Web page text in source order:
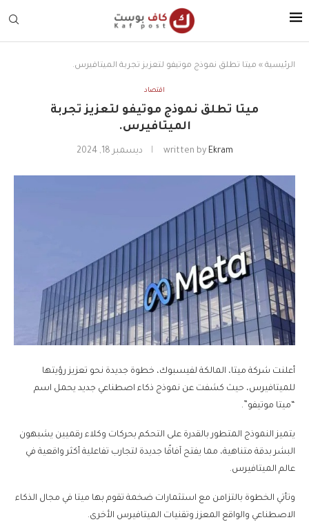
الرئيسية » ميتا تطلق نموذج موتيفو لتعزيز تجربة الميتافيرس.
اقتصاد
ميتا تطلق نموذج موتيفو لتعزيز تجربة
الميتافيرس.
written by Ekram ديسمبر 18, 2024
أعلنت شركة ميتا، المالكة لفيسبوك، خطوة جديدة نحو تعزيز رؤيتها
للميتافيرس، حيث كشفت عن نموذج ذكاء اصطناعي جديد يحمل اسم
“ميتا موتيفو”.
يتميز النموذج المتطور بالقدرة على التحكم بحركات وكلاء رقميين يشبهون
البشر بدقة متناهية، مما يفتح آفاقًا جديدة لتجارب تفاعلية أكثر واقعية في
عالم الميتافيرس.
وتأتي الخطوة بالتزامن مع استثمارات ضخمة تقوم بها ميتا في مجال الذكاء
الاصطناعي والواقع المعزز وتقنيات الميتافيرس الأخرى.